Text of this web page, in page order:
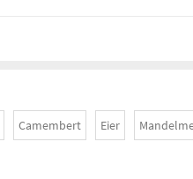
Camembert Eier